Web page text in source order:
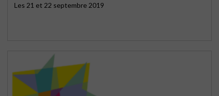
Les 21 et 22 septembre 2019